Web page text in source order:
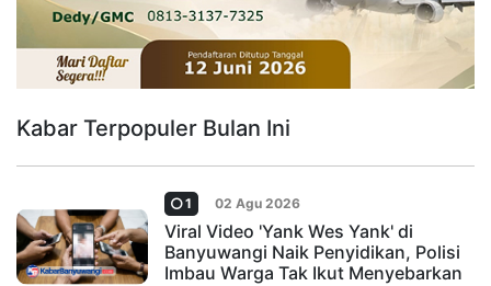
Kabar Terpopuler Bulan Ini
1 02 Agu 2026
Viral Video 'Yank Wes Yank' di
Banyuwangi Naik Penyidikan, Polisi
Imbau Warga Tak Ikut Menyebarkan